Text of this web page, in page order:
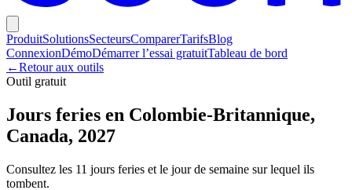
ProduitSolutionsSecteursComparerTarifsBlog
ConnexionDémoDémarrer l’essai gratuitTableau de bord
←Retour aux outils
Outil gratuit
Jours feries en Colombie-Britannique,
Canada, 2027
Consultez les 11 jours feries et le jour de semaine sur lequel ils
tombent.